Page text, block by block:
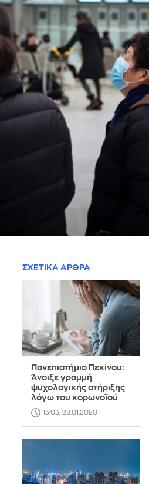
ΣΧΕΤΙΚΑ ΑΡΘΡΑ
Πανεπιστήμιο Πεκίνου:
Άνοιξε γραμμή
ψυχολογικής στήριξης
λόγω του κορωνοϊού
13:03, 28.01.2020